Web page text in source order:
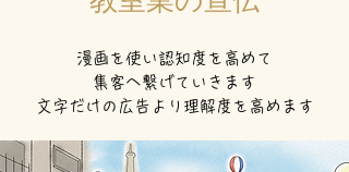
漫画を使い認知度を高めて
集客へ繋げていきます
​文字だけの広告より理解度を高めます